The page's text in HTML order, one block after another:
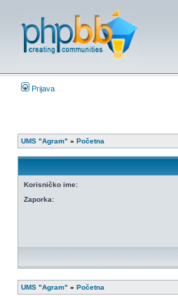
Prijava
UMS "Agram" » Početna
Korisničko ime:
Zaporka:
UMS "Agram" » Početna